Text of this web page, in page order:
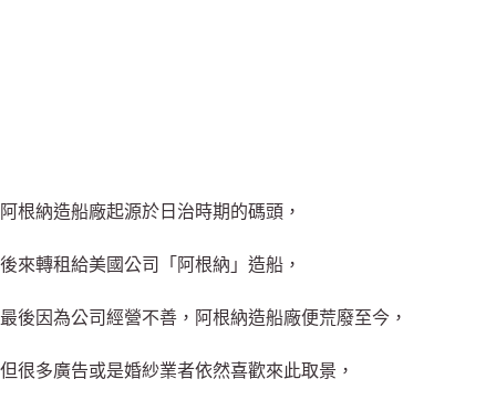
阿根納造船廠起源於日治時期的碼頭，
後來轉租給美國公司「阿根納」造船，
最後因為公司經營不善，阿根納造船廠便荒廢至今，
但很多廣告或是婚紗業者依然喜歡來此取景，